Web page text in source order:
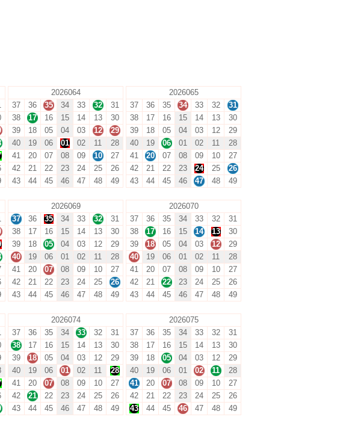
2026064
37
36 35 34 33 32
31
38
17 16 15 14 13
30
39
18 05 04 03 12
29
40
19 06 01 02 11
28
41
20 07 08 09 10
27
42
21 22 23 24 25
26
43
44 45 46 47 48 49
2026065
37
36 35 34 33 32
31
38
17 16 15 14 13
30
39
18 05 04 03 12
29
40
19 06 01 02 11
28
41
20 07 08 09 10
27
42
21 22 23 24 25
26
43
44 45 46 47 48 49
2026069
37
36 35 34 33 32
31
38
17 16 15 14 13
30
39
18 05 04 03 12
29
40
19 06 01 02 11
28
41
20 07 08 09 10
27
42
21 22 23 24 25
26
43
44 45 46 47 48 49
2026070
37
36 35 34 33 32
31
38
17 16 15 14 13
30
39
18 05 04 03 12
29
40
19 06 01 02 11
28
41
20 07 08 09 10
27
42
21 22 23 24 25
26
43
44 45 46 47 48 49
2026074
37
36 35 34 33 32
31
38
17 16 15 14 13
30
39
18 05 04 03 12
29
40
19 06 01 02 11
28
41
20 07 08 09 10
27
42
21 22 23 24 25
26
43
44 45 46 47 48 49
2026075
37
36 35 34 33 32
31
38
17 16 15 14 13
30
39
18 05 04 03 12
29
40
19 06 01 02 11
28
41
20 07 08 09 10
27
42
21 22 23 24 25
26
43
44 45 46 47 48 49